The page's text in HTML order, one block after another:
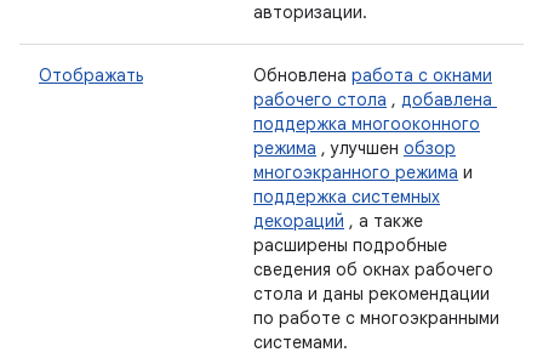
авторизации.
Отображать Обновлена ​​работа с окнами
рабочего стола , добавлена ​​
поддержка многооконного
режима , улучшен обзор
многоэкранного режима и
поддержка системных
декораций , а также
расширены подробные
сведения об окнах рабочего
стола и даны рекомендации
по работе с многоэкранными
системами.